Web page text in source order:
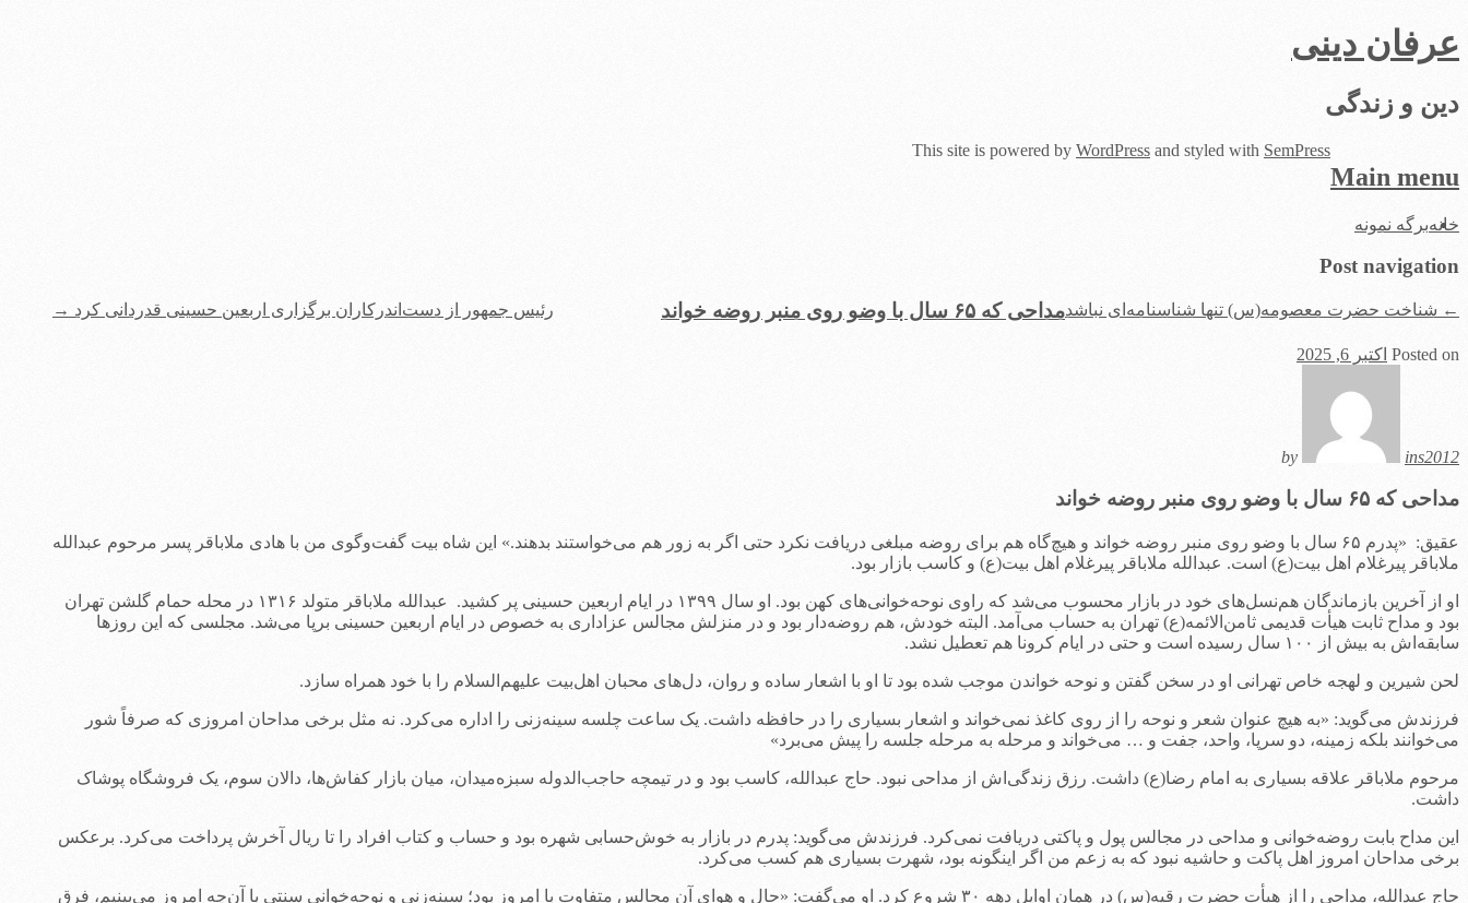
عرفان دینی
دین و زندگی
Main menu
Skip
content
خانهبرگه نمونه
Post navigation
← شناخت حضرت معصومه(س) تنها شناسنامه‌ای نباشد رئیس جمهور از دست‌اندرکاران برگزاری اربعین حسینی قدردانی کرد → مداحی که ۶۵ سال با وضو روی منبر روضه خواند
Posted on اکتبر 6, 2025
by ins2012
مداحی که ۶۵ سال با وضو روی منبر روضه خواند
عقیق: «پدرم ۶۵ سال با وضو روی منبر روضه خواند و هیچ‌گاه هم برای روضه مبلغی دریافت نکرد حتی اگر به زور هم می‌خواستند بدهند.» این شاه بیت گفت‌وگوی من با هادی ملاباقر پسر مرحوم عبدالله
ملاباقر پیرغلام اهل بیت(ع) است. عبدالله ملاباقر پیرغلام اهل بیت(ع) و کاسب بازار بود.
او از آخرین بازماندگان هم‌نسل‌های خود در بازار محسوب می‌شد که راوی نوحه‌خوانی‌های کهن بود. او سال ۱۳۹۹ در ایام اربعین حسینی پر کشید. عبدالله ملاباقر متولد ۱۳۱۶ در محله حمام گلشن تهران
بود و مداح ثابت هیأت قدیمی ثامن‌الائمه(ع) تهران به حساب می‌آمد. البته خودش، هم روضه‌دار بود و در منزلش مجالس عزاداری به خصوص در ایام اربعین حسینی برپا می‌شد. مجلسی که این روزها
سابقه‌اش به بیش از ۱۰۰ سال رسیده است و حتی در ایام کرونا هم تعطیل نشد.
لحن شیرین و لهجه خاص تهرانی او در سخن گفتن و نوحه خواندن موجب شده بود تا او با اشعار ساده و روان، دل‌های محبان اهل‌بیت علیهم‌السلام را با خود همراه سازد.
فرزندش می‌گوید: «به هیچ عنوان شعر و نوحه را از روی کاغذ نمی‌خواند و اشعار بسیاری را در حافظه داشت. یک ساعت چلسه سینه‌زنی را اداره می‌کرد. نه مثل برخی مداحان امروزی که صرفاً شور
می‌خوانند بلکه زمینه، دو سرپا، واحد، جفت و … می‌خواند و مرحله به مرحله جلسه را پیش می‌برد»
مرحوم ملاباقر علاقه بسیاری به امام رضا(ع) داشت. رزق زندگی‌اش از مداحی نبود. حاج عبدالله، کاسب بود و در تیمچه حاجب‌الدوله سبزه‌میدان، میان بازار کفاش‌ها، دالان سوم، یک فروشگاه پوشاک
داشت.
این مداح بابت روضه‌خوانی و مداحی در مجالس پول و پاکتی دریافت نمی‌کرد. فرزندش می‌گوید: پدرم در بازار به خوش‌حسابی شهره بود و حساب و کتاب افراد را تا ریال آخرش پرداخت می‌کرد. برعکس
برخی مداحان امروز اهل پاکت و حاشیه نبود که به زعم من اگر اینگونه بود، شهرت بسیاری هم کسب می‌کرد.
حاج عبدالله، مداحی را از هیأت حضرت ‌رقیه(س) در همان اوایل دهه ٣٠ شروع کرد. او می‌گفت: «حال و هوای آن مجالس متفاوت با امروز بود؛ سینه‌زنی‌ و نوحه‌خوانی سنتی با آن‌چه امروز می‌بینیم، فرق
This site is powered by WordPress and styled with SemPress